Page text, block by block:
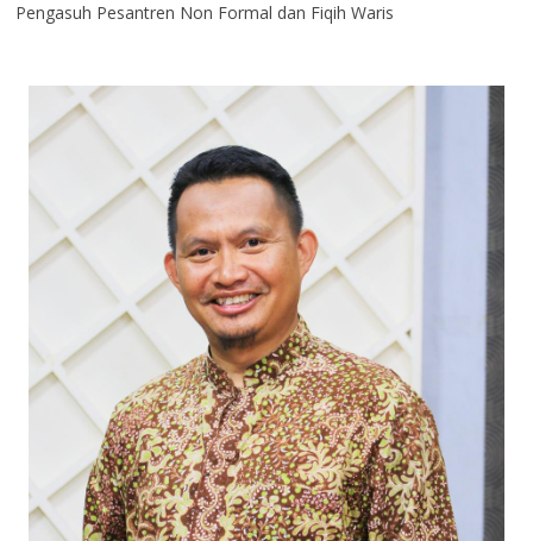
Pengasuh Pesantren Non Formal dan Fiqih Waris